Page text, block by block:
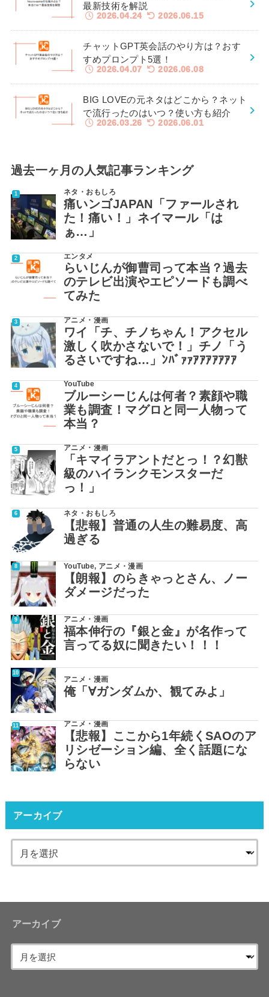
最新技術を解説
2026.04.24 2026.06.15
チャットGPT英会話のやり方は？おす
すめプロンプト5選！
2026.04.07 2026.06.08
BIG LOVEの元ネタはどこから？ネット
で流行ったのはいつ？使い方も紹介
2026.03.26 2026.06.01
過去一ヶ月の人気記事ランキング
ネタ・おもしろ
痛いンゴJAPAN「ファールされ
た！痛い！」ネイマール「は
ぁ…」
エンタメ
らいじんが御曹司って本当？過去
のテレビ出演やエピソードも調べ
てみた
アニメ・漫画
ワイ「チ、チノちゃん！アクセル
激しく吹かさないで！」チノ「う
るさいですね…」ﾝﾊﾞｧｧｱｱｱｱｱｱｱ
YouTube
ブルーシーじんは何者？素顔や職
業も調査！マグロと同一人物って
本当？
アニメ・漫画
「キマイラアントだとっ！？幻獣
級のハイランクモンスターだ
っ！」
ネタ・おもしろ
【悲報】普通の人生の難易度、高
過ぎる
YouTube, アニメ・漫画
【朗報】のらきゃっとさん、ノー
ダメージだった
アニメ・漫画
福本伸行の『銀と金』が名作って
言ってる奴に聞きたい！！！
アニメ・漫画
俺「∀ガンダムか、観てみよ」
アニメ・漫画
【悲報】ここから1年続くSAOのア
リシゼーション編、全く話題にな
らない
アーカイブ
アーカイブ